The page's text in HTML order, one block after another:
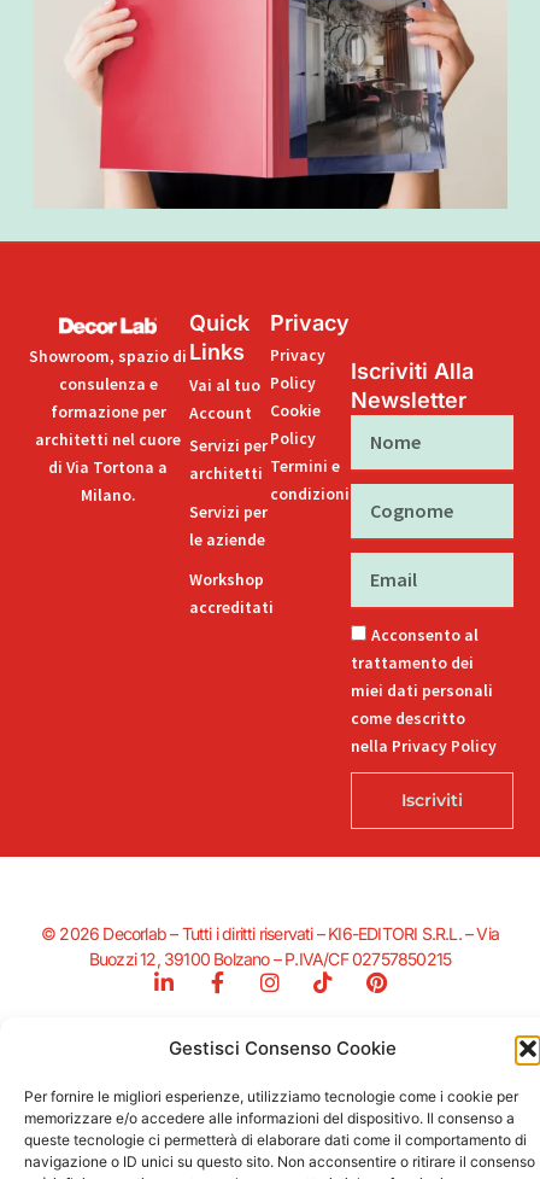
Gestisci Consenso Cookie
Per fornire le migliori esperienze, utilizziamo tecnologie come i cookie per
memorizzare e/o accedere alle informazioni del dispositivo. Il consenso a
queste tecnologie ci permetterà di elaborare dati come il comportamento di
navigazione o ID unici su questo sito. Non acconsentire o ritirare il consenso
Showroom, spazio di
consulenza e
formazione per
architetti nel cuore
di Via Tortona a
Milano.
Quick
Links
Vai al tuo
Account
Servizi per
architetti
Servizi per
le aziende
Workshop
accreditati
Privacy
Privacy
Policy
Cookie
Policy
Termini e
condizioni
Iscriviti Alla
Newsletter
Acconsento al
trattamento dei
miei dati personali
come descritto
nella Privacy Policy
Iscriviti
© 2026 Decorlab – Tutti i diritti riservati – KI6-EDITORI S.R.L. – Via
Buozzi 12, 39100 Bolzano – P.IVA/CF 02757850215
L
k
d
i
n
-
F
a
e
o
o
k
-
I
t
g
r
a
m
T
t
k
P
t
r
e
s
t
n. 71.06.2024.00548 Provvedimento concessivo: decreto del
12.11.2024, n. 18632/2024